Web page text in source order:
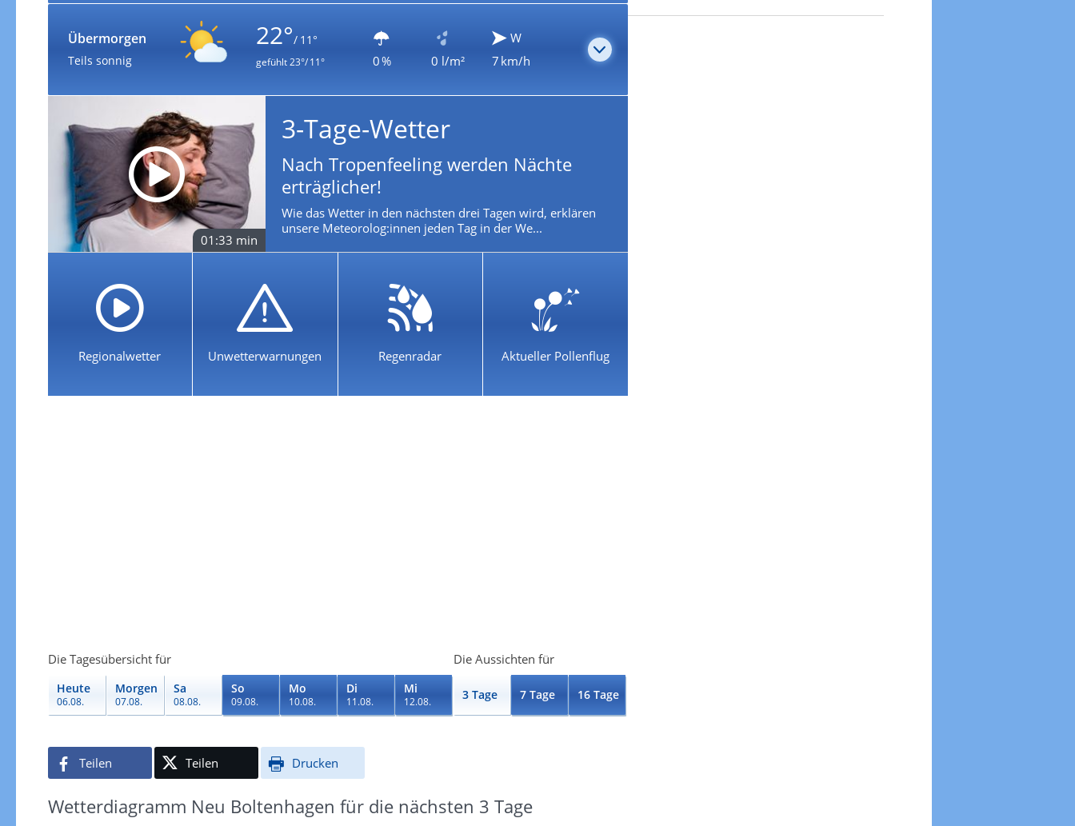
Übermorgen
Teils sonnig
22°/ 11°
gefühlt23°/ 11° 0 % 0 l/m²
W
7 km/h
01:33 min
3-Tage-Wetter
Nach Tropenfeeling werden Nächte
erträglicher!
Wie das Wetter in den nächsten drei Tagen wird, erklären
unsere Meteorolog:innen jeden Tag in der We...
Regionalwetter Unwetterwarnungen Regenradar Aktueller Pollenflug
Die Tagesübersicht für
Heute
06.08.
Morgen
07.08.
Sa
08.08.
So
09.08.
Mo
10.08.
Di
11.08.
Mi
12.08.
Die Aussichten für
3 Tage 7 Tage 16 Tage
Teilen Teilen Drucken
Wetterdiagramm Neu Boltenhagen für die nächsten 3 Tage